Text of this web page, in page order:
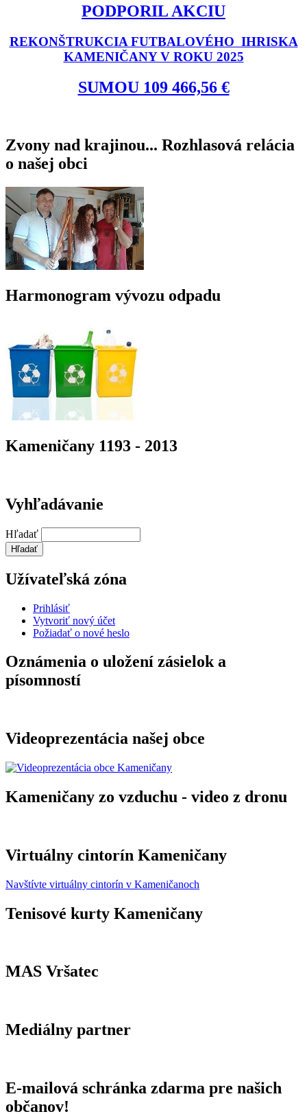
PODPORIL AKCIU
REKONŠTRUKCIA FUTBALOVÉHO IHRISKA
KAMENIČANY V ROKU 2025
SUMOU 109 466,56 €
Zvony nad krajinou... Rozhlasová relácia
o našej obci
Harmonogram vývozu odpadu
Kameničany 1193 - 2013
Vyhľadávanie
Hľadať
Užívateľská zóna
Prihlásiť
Vytvoriť nový účet
Požiadať o nové heslo
Oznámenia o uložení zásielok a
písomností
Videoprezentácia našej obce
Kameničany zo vzduchu - video z dronu
Virtuálny cintorín Kameničany
Navštívte virtuálny cintorín v Kameničanoch
Tenisové kurty Kameničany
MAS Vršatec
Mediálny partner
E-mailová schránka zdarma pre našich
občanov!